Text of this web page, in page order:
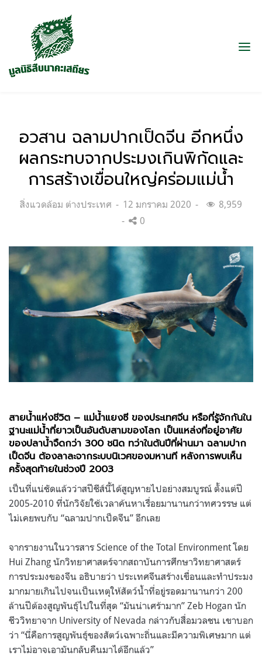
อวสาน ฉลามปากเป็ดจีน อีกหนึ่ง
ผลกระทบจากประมงเกินพิกัดและ
การสร้างเขื่อนใหญ่คร่อมแม่น้ำ
Categories:
สิ่งแวดล้อม ต่างประเทศ
Posted
on
12 มกราคม 2020
8,959
0
สายน้ำแห่งชีวิต – แม่น้ำแยงซี ของประเทศจีน หรือที่รู้จักกันใน
ฐานะแม่น้ำที่ยาวเป็นอันดับสามของโลก เป็นแหล่งที่อยู่อาศัย
ของปลาน้ำจืดกว่า 300 ชนิด ทว่าในต้นปีที่ผ่านมา ฉลามปาก
เป็ดจีน ต้องลาละจากระบบนิเวศของมหานที หลังการพบเห็น
ครั้งสุดท้ายในช่วงปี 2003
เป็นที่แน่ชัดแล้วว่าสปีชีส์นี้ได้สูญหายไปอย่างสมบูรณ์ ตั้งแต่ปี
2005-2010 ที่นักวิจัยใช้เวลาค้นหาเรื่อยมานานกว่าทศวรรษ แต่
ไม่เคยพบกับ “ฉลามปากเป็ดจีน” อีกเลย
จากรายงานในวารสาร Science of the Total Environment โดย
Hui Zhang นักวิทยาศาสตร์จากสถาบันการศึกษาวิทยาศาสตร์
การประมงของจีน อธิบายว่า ประเทศจีนสร้างเขื่อนและทำประมง
มากมายเกินไปจนเป็นเหตุให้สัตว์น้ำที่อยู่รอดมานานกว่า 200
ล้านปีต้องสูญพันธุ์ไปในที่สุด “มันน่าเศร้ามาก” Zeb Hogan นัก
ชีววิทยาจาก University of Nevada กล่าวกับสื่อมวลชน เขาบอก
ว่า “นี่คือการสูญพันธุ์ของสัตว์เฉพาะถิ่นและมีความพิเศษมาก แต่
เราไม่อาจเอามันกลับคืนมาได้อีกแล้ว”